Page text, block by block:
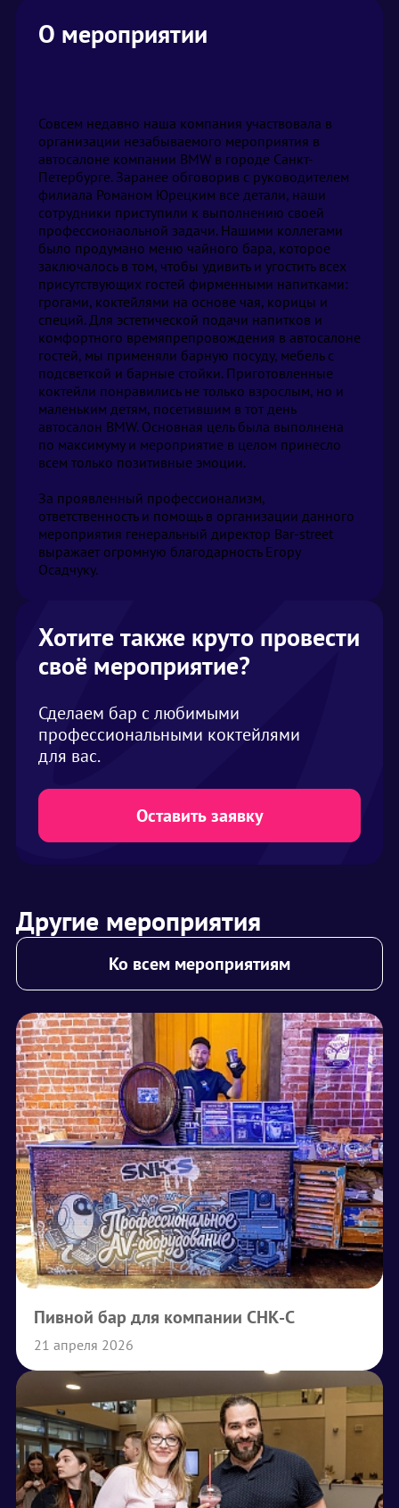
О мероприятии
Совсем недавно наша компания участвовала в
организации незабываемого мероприятия в
автосалоне компании BMW в городе Санкт-
Петербурге. Заранее обговорив с руководителем
филиала Романом Юрецким все детали, наши
сотрудники приступили к выполнению своей
профессионаольной задачи. Нашими коллегами
было продумано меню чайного бара, которое
заключалось в том, чтобы удивить и угостить всех
присутствующих гостей фирменными напитками:
грогами, коктейлями на основе чая, корицы и
специй. Для эстетической подачи напитков и
комфортного времяпрепровождения в автосалоне
гостей, мы применяли барную посуду, мебель с
подсветкой и барные стойки. Приготовленные
коктейли понравились не только взрослым, но и
маленьким детям, посетившим в тот день
автосалон BMW. Основная цель была выполнена
по максимуму и мероприятие в целом принесло
всем только позитивные эмоции.
За проявленный профессионализм,
ответственность и помощь в организации данного
мероприятия генеральный директор Bar-street
выражает огромную благодарность Егору
Осадчуку.
Хотите также круто провести
своё мероприятие?
Сделаем бар с любимыми
профессиональными коктейлями
для вас.
Оставить заявку
Другие мероприятия
Ко всем мероприятиям
Пивной бар для компании СНК-С
21 апреля 2026